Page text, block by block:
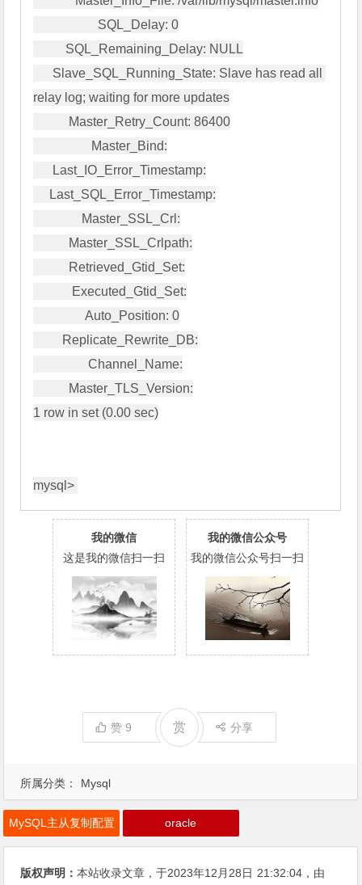
所属分类： Mysql
relay log; waiting for more updates
                Auto_Position: 0
                 Channel_Name:
1 row in set (0.00 sec)
mysql>
我的微信
这是我的微信扫一扫
我的微信公众号
我的微信公众号扫一扫
赞9 赏 分享
MySQL主从复制配置 oracle
版权声明：本站收录文章，于2023年12月28日 21:32:04 ，由